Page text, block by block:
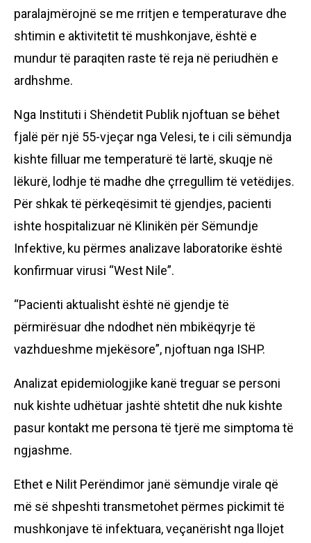
paralajmërojnë se me rritjen e temperaturave dhe
shtimin e aktivitetit të mushkonjave, është e
mundur të paraqiten raste të reja në periudhën e
ardhshme.
Nga Instituti i Shëndetit Publik njoftuan se bëhet
fjalë për një 55-vjeçar nga Velesi, te i cili sëmundja
kishte filluar me temperaturë të lartë, skuqje në
lëkurë, lodhje të madhe dhe çrregullim të vetëdijes.
Për shkak të përkeqësimit të gjendjes, pacienti
ishte hospitalizuar në Klinikën për Sëmundje
Infektive, ku përmes analizave laboratorike është
konfirmuar virusi “West Nile”.
“Pacienti aktualisht është në gjendje të
përmirësuar dhe ndodhet nën mbikëqyrje të
vazhdueshme mjekësore”, njoftuan nga ISHP.
Analizat epidemiologjike kanë treguar se personi
nuk kishte udhëtuar jashtë shtetit dhe nuk kishte
pasur kontakt me persona të tjerë me simptoma të
ngjashme.
Ethet e Nilit Perëndimor janë sëmundje virale që
më së shpeshti transmetohet përmes pickimit të
mushkonjave të infektuara, veçanërisht nga llojet